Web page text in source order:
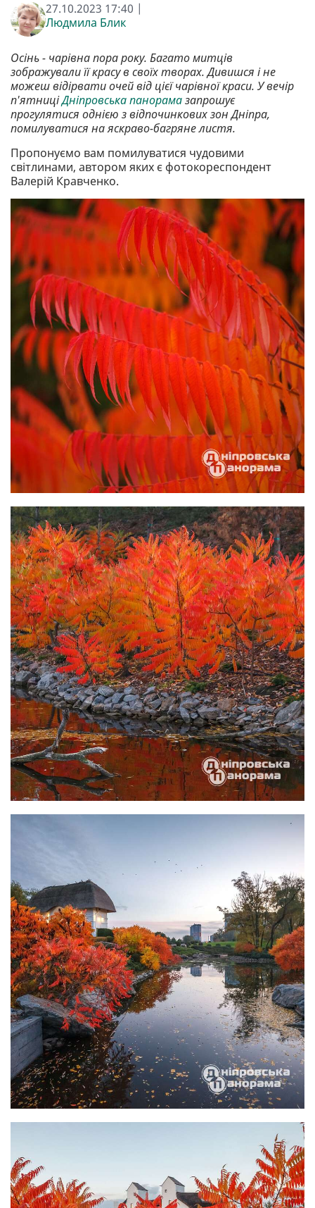
27.10.2023 17:40 |
Людмила Блик
Осінь - чарівна пора року. Багато митців
зображували її красу в своїх творах. Дивишся і не
можеш відірвати очей від цієї чарівної краси. У вечір
п'ятниціДніпровська панорамазапрошує
прогулятися однією з відпочинкових зон Дніпра,
помилуватися на яскраво-багряне листя.
Пропонуємо вам помилуватися чудовими
світлинами, автором яких є фотокореспондент
Валерій Кравченко.